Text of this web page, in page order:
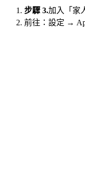
步驟 3.加入「家
前往：設定 →